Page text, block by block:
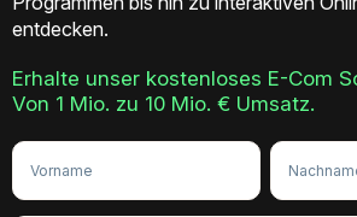
entdecken.
Erhalte unser kostenloses E-Com
Von 1 Mio. zu 10 Mio. € Umsatz.